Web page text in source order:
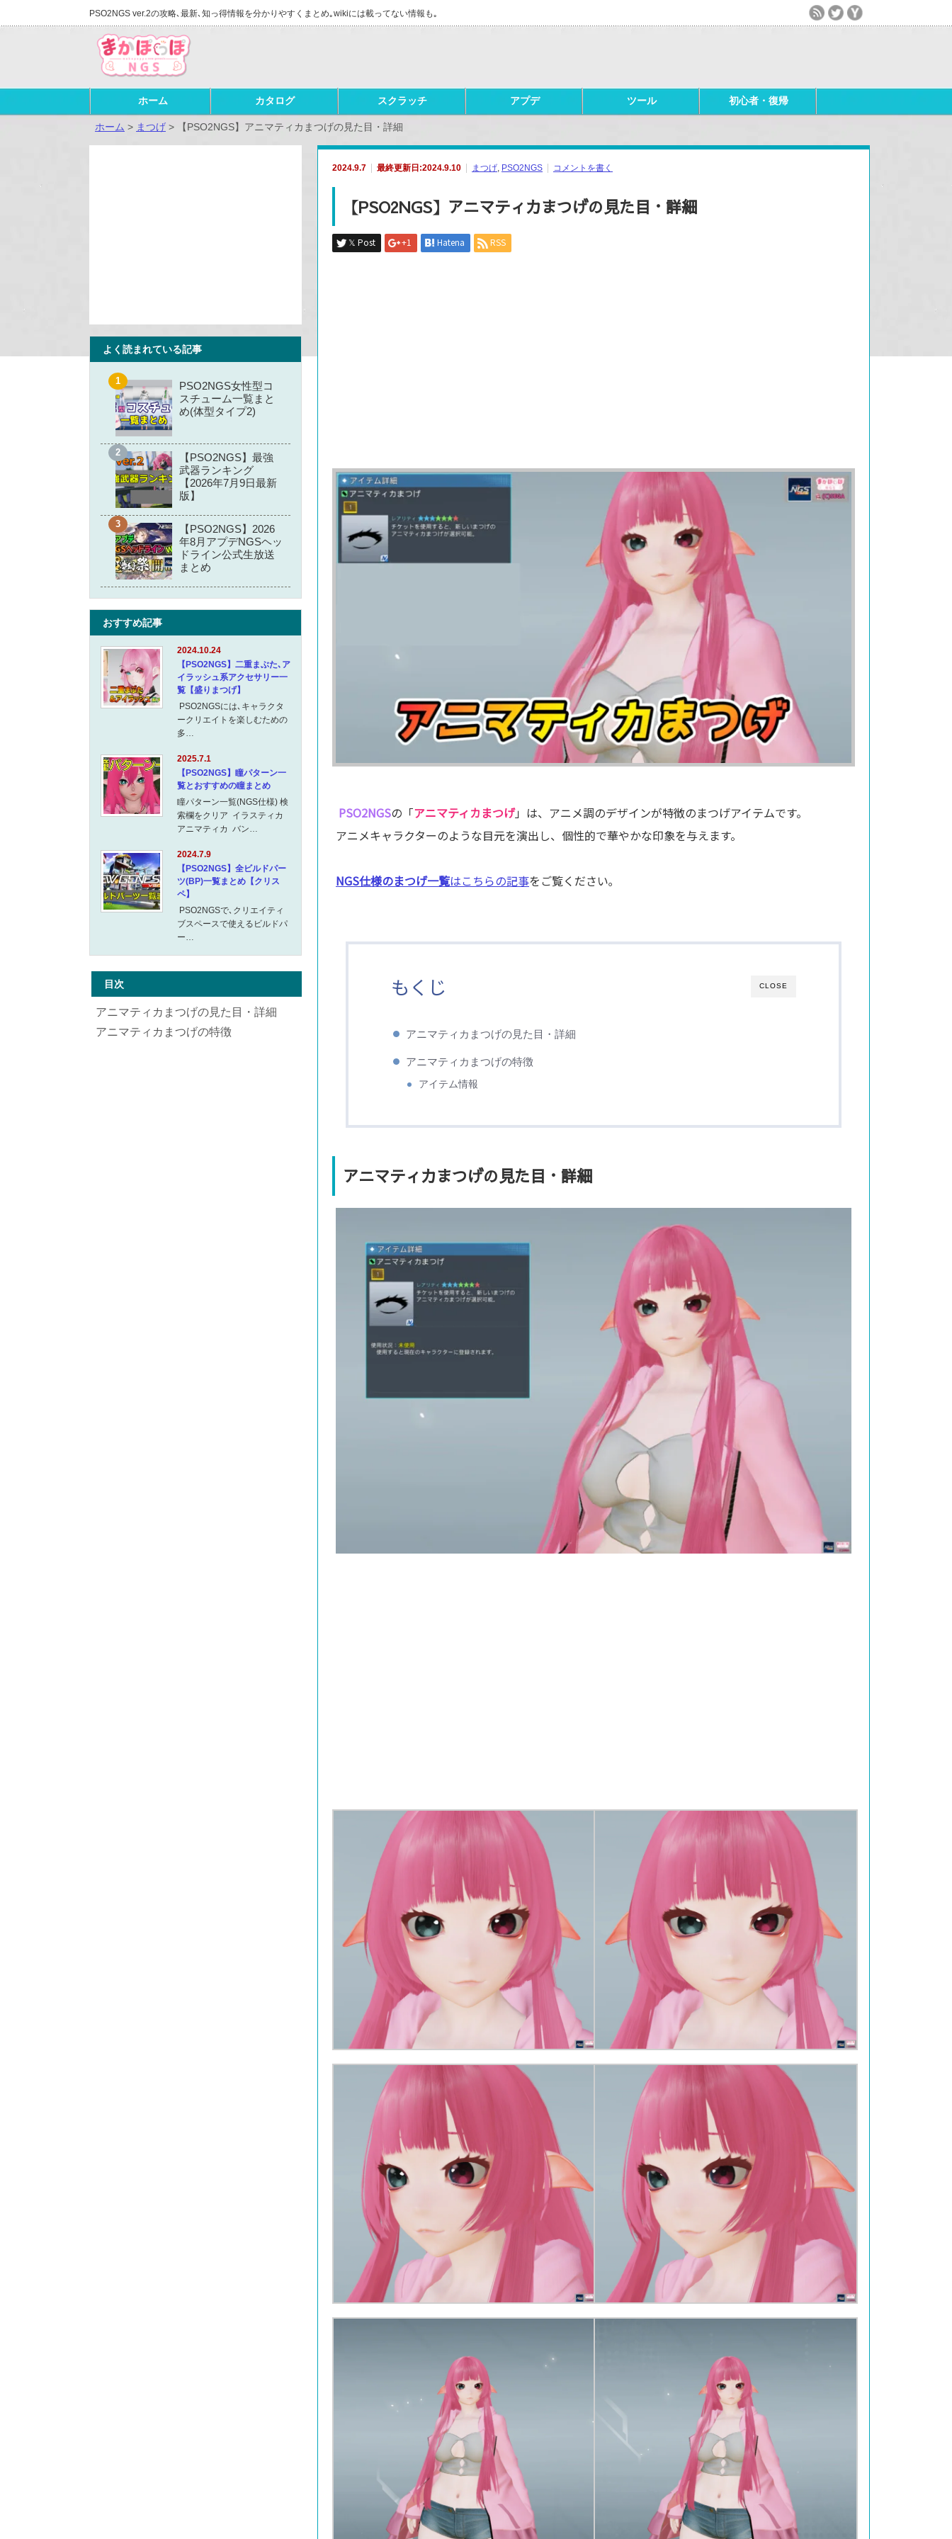
PSO2NGS ver.2の攻略､最新､知っ得情報を分かりやすくまとめ｡wikiには載ってない情報も｡
ホーム カタログ スクラッチ アプデ ツール 初心者・復帰
ホーム > まつげ > 【PSO2NGS】アニマティカまつげの見た目・詳細
2024.9.7 最終更新日:2024.9.10 まつげ, PSO2NGS コメントを書く
【PSO2NGS】アニマティカまつげの見た目・詳細
𝕏 Post +1 Hatena RSS
PSO2NGSの「アニマティカまつげ」は、アニメ調のデザインが特徴のまつげアイテムです。
アニメキャラクターのような目元を演出し、個性的で華やかな印象を与えます。
NGS仕様のまつげ一覧はこちらの記事をご覧ください｡
CLOSE
もくじ
アニマティカまつげの見た目・詳細
アニマティカまつげの特徴
アイテム情報
アニマティカまつげの見た目・詳細
よく読まれている記事
PSO2NGS女性型コ
スチューム一覧まと
め(体型タイプ2)
【PSO2NGS】最強
武器ランキング
【2026年7月9日最新
版】
【PSO2NGS】2026
年8月アプデNGSヘッ
ドライン公式生放送
まとめ
おすすめ記事
2024.10.24
【PSO2NGS】二重まぶた､ア
イラッシュ系アクセサリー一
覧【盛りまつげ】
PSO2NGSには､キャラクタ
ークリエイトを楽しむための
多…
2025.7.1
【PSO2NGS】瞳パターン一
覧とおすすめの瞳まとめ
瞳パターン一覧(NGS仕様) 検
索欄をクリア イラスティカ
アニマティカ バン…
2024.7.9
【PSO2NGS】全ビルドパー
ツ(BP)一覧まとめ【クリス
ペ】
PSO2NGSで､クリエイティ
ブスペースで使えるビルドパ
ー…
目次
アニマティカまつげの見た目・詳細
アニマティカまつげの特徴